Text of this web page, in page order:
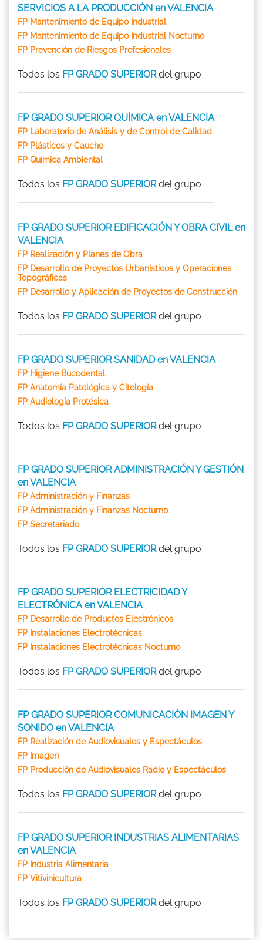
SERVICIOS A LA PRODUCCIÓN en VALENCIA
FP Mantenimiento de Equipo Industrial
FP Mantenimiento de Equipo Industrial Nocturno
FP Prevención de Riesgos Profesionales
Todos los FP GRADO SUPERIORdel grupo
FP GRADO SUPERIOR QUÍMICA en VALENCIA
FP Laboratorio de Análisis y de Control de Calidad
FP Plásticos y Caucho
FP Química Ambiental
Todos los FP GRADO SUPERIORdel grupo
FP GRADO SUPERIOR EDIFICACIÓN Y OBRA CIVIL en
VALENCIA
FP Realización y Planes de Obra
FP Desarrollo de Proyectos Urbanísticos y Operaciones
Topográficas
FP Desarrollo y Aplicación de Proyectos de Construcción
Todos los FP GRADO SUPERIORdel grupo
FP GRADO SUPERIOR SANIDAD en VALENCIA
FP Higiene Bucodental
FP Anatomía Patológica y Citología
FP Audiología Protésica
Todos los FP GRADO SUPERIORdel grupo
FP GRADO SUPERIOR ADMINISTRACIÓN Y GESTIÓN
en VALENCIA
FP Administración y Finanzas
FP Administración y Finanzas Nocturno
FP Secretariado
Todos los FP GRADO SUPERIORdel grupo
FP GRADO SUPERIOR ELECTRICIDAD Y
ELECTRÓNICA en VALENCIA
FP Desarrollo de Productos Electrónicos
FP Instalaciones Electrotécnicas
FP Instalaciones Electrotécnicas Nocturno
Todos los FP GRADO SUPERIORdel grupo
FP GRADO SUPERIOR COMUNICACIÓN IMAGEN Y
SONIDO en VALENCIA
FP Realización de Audiovisuales y Espectáculos
FP Imagen
FP Producción de Audiovisuales Radio y Espectáculos
Todos los FP GRADO SUPERIORdel grupo
FP GRADO SUPERIOR INDUSTRIAS ALIMENTARIAS
en VALENCIA
FP Industria Alimentaria
FP Vitivinicultura
Todos los FP GRADO SUPERIORdel grupo